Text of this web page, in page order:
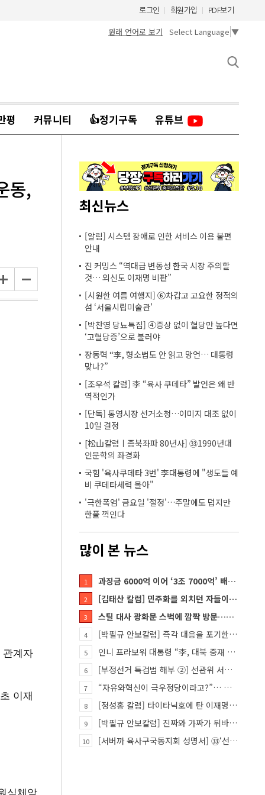
로그인 회원가입 PDF보기
원래 언어로 보기 Select Language ▼
평 커뮤니티 👍정기구독 유튜브
동,
관계자
이재
실체알
최신뉴스
[알림] 시스템 장애로 인한 서비스 이용 불편
안내
진 커밍스 “역대급 변동성 한국 시장 주의할
것… 외신도 이재명 비판”
[시원한 여름 여행지] ⑥차갑고 고요한 정적의
섬 ‘서울시립미술관’
[박찬영 당뇨특집] ④증상 없이 혈당만 높다면
‘고혈당증’으로 불러야
장동혁 “李, 형소법도 안 읽고 망언… 대통령
맞나?”
[조우석 칼럼] 李 “육사 쿠데타” 발언은 왜 반
역적인가
[단독] 통영시장 선거소청…이미지 대조 없이
10일 결정
[松山칼럼ㅣ종북좌파 80년사] ㉝1990년대
인문학의 좌경화
국힘 '육사쿠데타 3번' 李대통령에 "생도들 예
비 쿠데타세력 몰아"
'극한폭염' 금요일 '절정'…주말에도 덥지만
한풀 꺽인다
많이 본 뉴스
1 과징금 6000억 이어 ‘3조 7000억’ 배상 폭탄… 쿠팡 때리기에 한미 통상 ‘초비상’
2 [김태산 칼럼] 민주화를 외치던 자들이 대한민국의 적이고 간첩이었다
3 스틸 대사 광화문 스벅에 깜짝 방문…메시지?
4 [박필규 안보칼럼] 즉각 대응을 포기한 군(軍)은 생존할 수 없다
5 인니 프라보워 대통령 “李, 대북 중재 요청했다”
6 [부정선거 특검법 해부 ②] 선관위 서버·우정본부 기록까지…‘증거를 끌어오는 칼’
7 “자유와혁신이 극우정당이라고?”… 민경욱, 중앙일보 직격
8 [정성홍 칼럼] 타이타닉호에 탄 이재명 정권
9 [박필규 안보칼럼] 진짜와 가짜가 뒤바뀐 혼돈의 시대, 안보 파탄은 막아야
10 [서버까 육사구국동지회 성명서] ㉝‘선관위 특검’은 ‘부정선거 특검’으로 명명하고 박주현 변호사를 ‘특검…